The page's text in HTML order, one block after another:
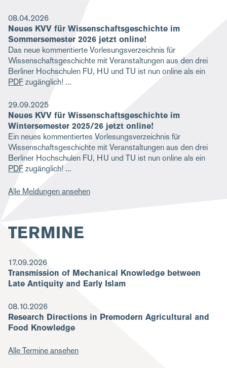
08.04.2026
Neues KVV für Wissenschaftsgeschichte im
Sommersemester 2026 jetzt online!
Das neue kommentierte Vorlesungsverzeichnis für
Wissenschaftsgeschichte mit Veranstaltungen aus den drei
Berliner Hochschulen FU, HU und TU ist nun online als ein
PDFzugänglich!
29.09.2025
Neues KVV für Wissenschaftsgeschichte im
Wintersemester 2025/26 jetzt online!
Ein neues kommentiertes Vorlesungsverzeichnis für
Wissenschaftsgeschichte mit Veranstaltungen aus den drei
Berliner Hochschulen FU, HU und TU ist nun online als ein
PDFzugänglich!
Alle Meldungen ansehen
TERMINE
17.09.2026
Transmission of Mechanical Knowledge between
Late Antiquity and Early Islam
08.10.2026
Research Directions in Premodern Agricultural and
Food Knowledge
Alle Termine ansehen